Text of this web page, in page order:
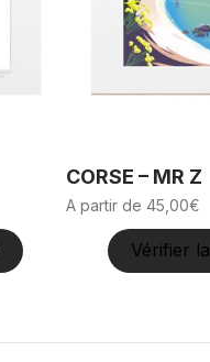
CORSE – MR Z
A partir de 45,00€
Vérifier
a